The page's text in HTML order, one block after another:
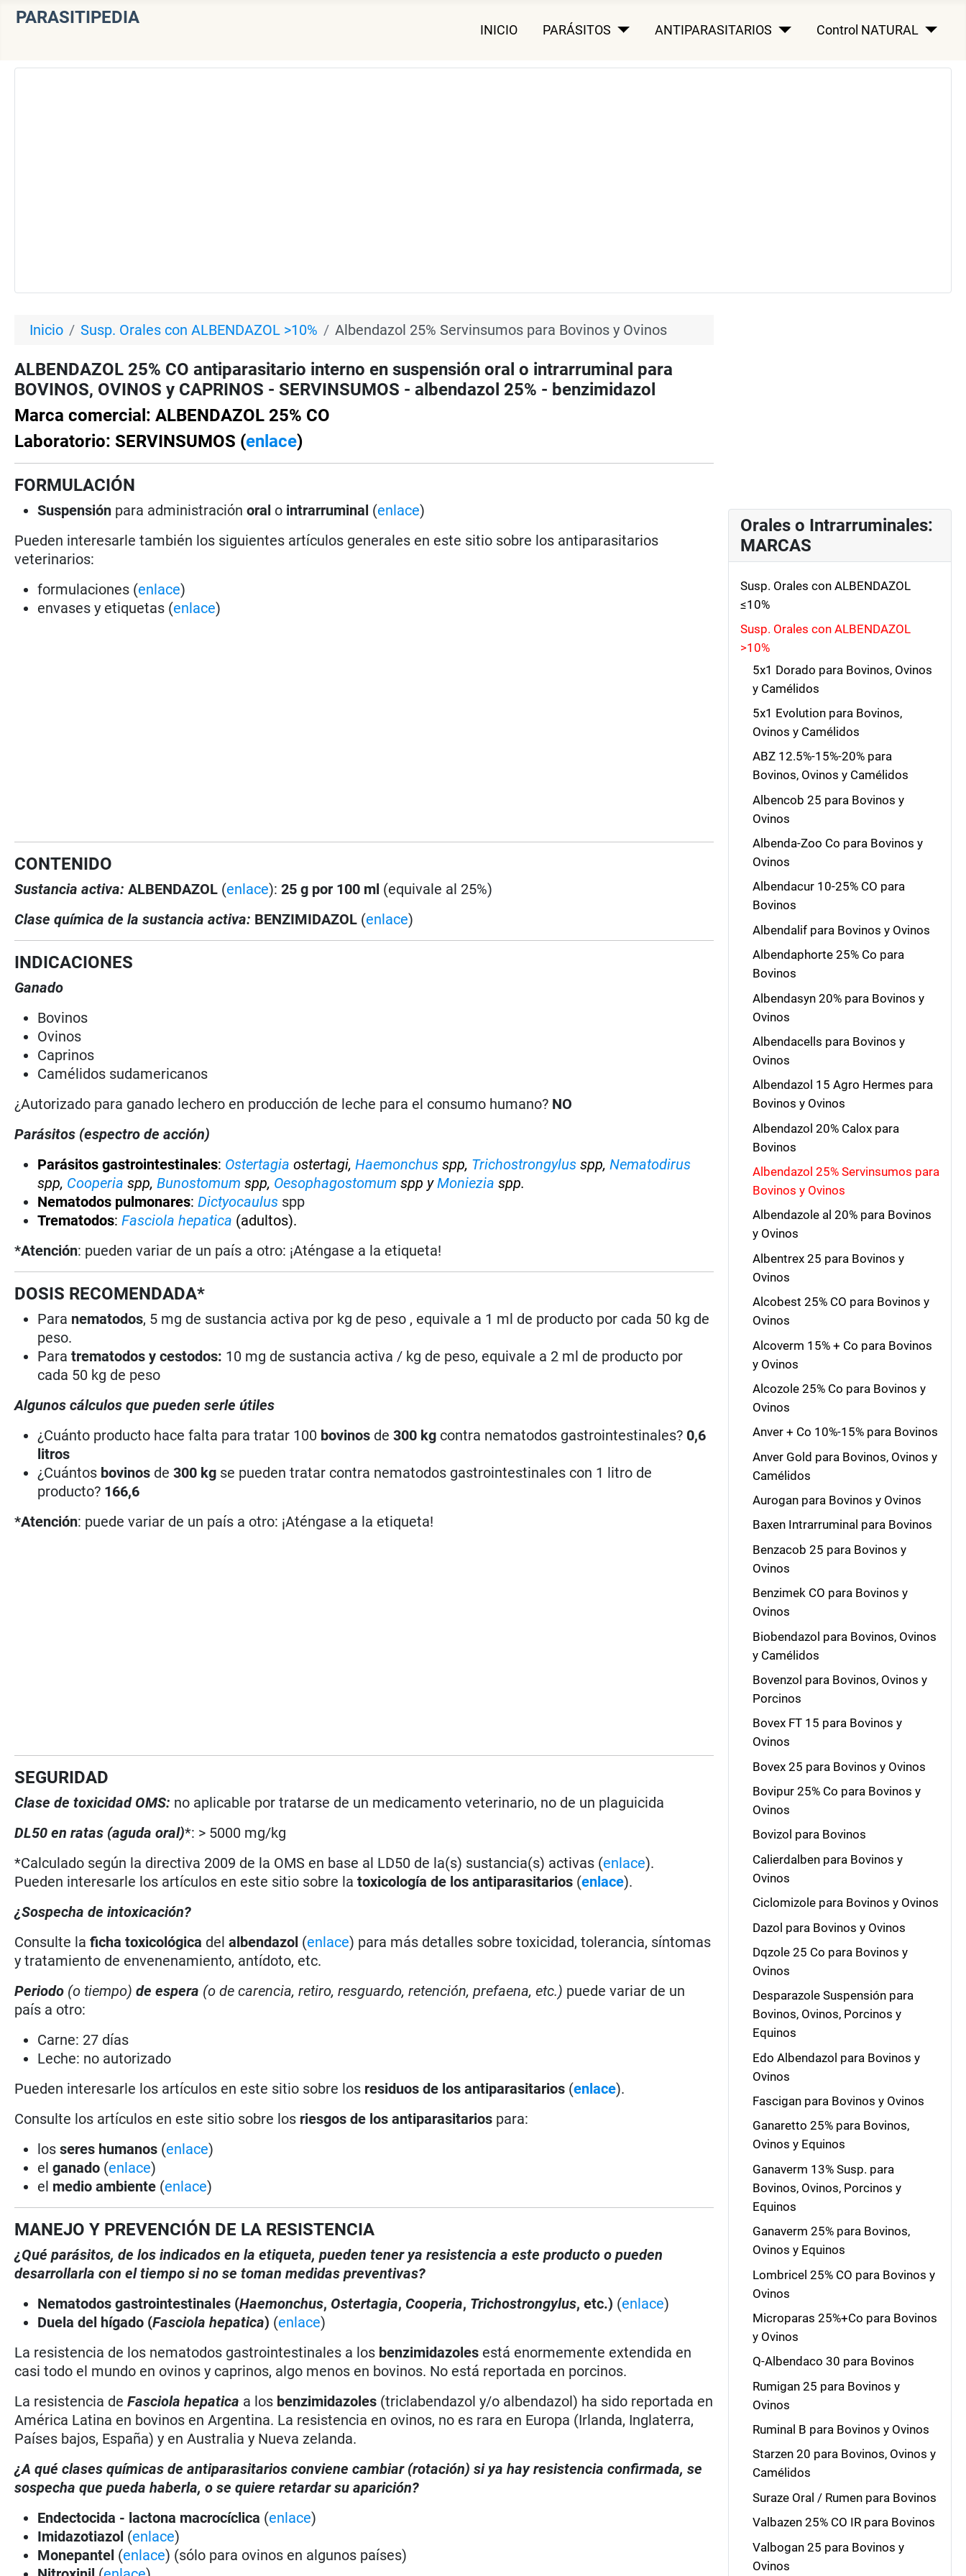
PARASITIPEDIA
INICIO PARÁSITOS ANTIPARASITARIOS Control NATURAL
Inicio Susp. Orales con ALBENDAZOL >10% Albendazol 25% Servinsumos para Bovinos y Ovinos
ALBENDAZOL 25% CO antiparasitario interno en suspensión oral o intrarruminal para
BOVINOS, OVINOS y CAPRINOS - SERVINSUMOS - albendazol 25% - benzimidazol
Marca comercial: ALBENDAZOL 25% CO
Laboratorio: SERVINSUMOS (enlace)
FORMULACIÓN
Suspensión para administraciónoral o intrarruminal (enlace)
Pueden interesarle también los siguientes artículos generales en este sitio sobre los antiparasitarios
veterinarios:
formulaciones (enlace)
envases y etiquetas (enlace)
CONTENIDO
Sustancia activa: ALBENDAZOL (enlace): 25 g por 100 ml (equivale al 25%)
Clase química de la sustancia activa: BENZIMIDAZOL (enlace)
INDICACIONES
Ganado
Bovinos
Ovinos
Caprinos
Camélidos sudamericanos
¿Autorizado para ganado lechero en producción de leche para el consumo humano? NO
Parásitos (espectro de acción)
Parásitos gastrointestinales: Ostertagia ostertagi,Haemonchus spp, Trichostrongylus spp,Nematodirus
spp, Cooperia spp,Bunostomum spp, Oesophagostomum spp yMoniezia spp.
Nematodos pulmonares:Dictyocaulus spp
Trematodos:Fasciola hepatica (adultos).
*Atención: pueden variar de un país a otro: ¡Aténgase a la etiqueta!
DOSIS RECOMENDADA*
Para nematodos, 5 mg de sustancia activa por kg de peso , equivale a 1 ml de producto por cada 50 kg de
peso.
Paratrematodos y cestodos: 10 mg de sustancia activa / kg de peso, equivale a 2 ml de producto por
cada 50 kg de peso
Algunos cálculos que pueden serle útiles
¿Cuánto producto hace falta para tratar 100 bovinos de300 kg contra nematodos gastrointestinales? 0,6
litros
¿Cuántos bovinos de300 kg se pueden tratar contra nematodos gastrointestinales con 1 litro de
producto? 166,6
*Atención: puede variar de un país a otro: ¡Aténgase a la etiqueta!
SEGURIDAD
Clase de toxicidad OMS: no aplicable por tratarse de un medicamento veterinario, no de un plaguicida
DL50 en ratas (aguda oral)*: > 5000 mg/kg
*Calculado según la directiva 2009 de la OMS en base al LD50 de la(s) sustancia(s) activas (enlace).
Pueden interesarle los artículos en este sitio sobre la toxicología de los antiparasitarios (enlace).
¿Sospecha de intoxicación?
Consulte laficha toxicológica delalbendazol (enlace) para más detalles sobre toxicidad, tolerancia, síntomas
y tratamiento de envenenamiento, antídoto, etc.
Periodo (o tiempo) de espera (o de carencia, retiro, resguardo, retención, prefaena, etc.) puede variar de un
país a otro:
Carne: 27 días
Leche: no autorizado
Pueden interesarle los artículos en este sitio sobre los residuos de los antiparasitarios (enlace).
Consulte los artículos en este sitio sobre los riesgos de los antiparasitarios para:
losseres humanos (enlace)
elganado (enlace)
el medio ambiente (enlace)
MANEJO Y PREVENCIÓN DE LA RESISTENCIA
¿Qué parásitos, de los indicados en la etiqueta, pueden tener ya resistencia a este producto o pueden
desarrollarla con el tiempo si no se toman medidas preventivas?
Nematodos gastrointestinales (Haemonchus, Ostertagia, Cooperia, Trichostrongylus, etc.) (enlace)
Duela del hígado (Fasciola hepatica) (enlace)
La resistencia de los nematodos gastrointestinales a los benzimidazoles está enormemente extendida en
casi todo el mundo en ovinos y caprinos, algo menos en bovinos. No está reportada en porcinos.
La resistencia deFasciola hepatica a los benzimidazoles (triclabendazol y/o albendazol) ha sido reportada en
América Latina en bovinos en Argentina. La resistencia en ovinos, no es rara en Europa (Irlanda, Inglaterra,
Países bajos, España) y en Australia y Nueva zelanda.
¿A qué clases químicas de antiparasitarios conviene cambiar (rotación) si ya hay resistencia confirmada, se
sospecha que pueda haberla, o se quiere retardar su aparición?
Endectocida - lactona macrocíclica (enlace)
Imidazotiazol (enlace)
Monepantel (enlace) (sólo para ovinos en algunos países)
Orales o Intrarruminales:
MARCAS
Susp. Orales con ALBENDAZOL
≤10%
Susp. Orales con ALBENDAZOL
>10%
5x1 Dorado para Bovinos, Ovinos
y Camélidos
5x1 Evolution para Bovinos,
Ovinos y Camélidos
ABZ 12.5%-15%-20% para
Bovinos, Ovinos y Camélidos
Albencob 25 para Bovinos y
Ovinos
Albenda-Zoo Co para Bovinos y
Ovinos
Albendacur 10-25% CO para
Bovinos
Albendalif para Bovinos y Ovinos
Albendaphorte 25% Co para
Bovinos
Albendasyn 20% para Bovinos y
Ovinos
Albendacells para Bovinos y
Ovinos
Albendazol 15 Agro Hermes para
Bovinos y Ovinos
Albendazol 20% Calox para
Bovinos
Albendazol 25% Servinsumos para
Bovinos y Ovinos
Albendazole al 20% para Bovinos
y Ovinos
Albentrex 25 para Bovinos y
Ovinos
Alcobest 25% CO para Bovinos y
Ovinos
Alcoverm 15% + Co para Bovinos
y Ovinos
Alcozole 25% Co para Bovinos y
Ovinos
Anver + Co 10%-15% para Bovinos
Anver Gold para Bovinos, Ovinos y
Camélidos
Aurogan para Bovinos y Ovinos
Baxen Intrarruminal para Bovinos
Benzacob 25 para Bovinos y
Ovinos
Benzimek CO para Bovinos y
Ovinos
Biobendazol para Bovinos, Ovinos
y Camélidos
Bovenzol para Bovinos, Ovinos y
Porcinos
Bovex FT 15 para Bovinos y
Ovinos
Bovex 25 para Bovinos y Ovinos
Bovipur 25% Co para Bovinos y
Ovinos
Bovizol para Bovinos
Calierdalben para Bovinos y
Ovinos
Ciclomizole para Bovinos y Ovinos
Dazol para Bovinos y Ovinos
Dqzole 25 Co para Bovinos y
Ovinos
Desparazole Suspensión para
Bovinos, Ovinos, Porcinos y
Equinos
Edo Albendazol para Bovinos y
Ovinos
Fascigan para Bovinos y Ovinos
Ganaretto 25% para Bovinos,
Ovinos y Equinos
Ganaverm 13% Susp. para
Bovinos, Ovinos, Porcinos y
Equinos
Ganaverm 25% para Bovinos,
Ovinos y Equinos
Lombricel 25% CO para Bovinos y
Ovinos
Microparas 25%+Co para Bovinos
y Ovinos
Q-Albendaco 30 para Bovinos
Rumigan 25 para Bovinos y
Ovinos
Ruminal B para Bovinos y Ovinos
Starzen 20 para Bovinos, Ovinos y
Camélidos
Suraze Oral / Rumen para Bovinos
Valbazen 25% CO IR para Bovinos
Valbogan 25 para Bovinos y
Ovinos